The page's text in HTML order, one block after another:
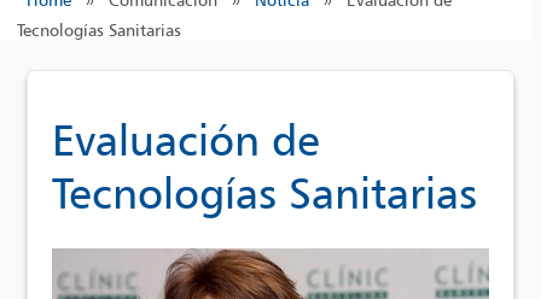
Tecnologías Sanitarias
Evaluación de
Tecnologías Sanitarias